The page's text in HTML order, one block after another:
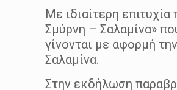
Με ιδιαίτερη
Σμύρνη – Σαλαμίνα»
γίνονται με αφορμή
Σαλαμίνα.
Στην εκδήλωση